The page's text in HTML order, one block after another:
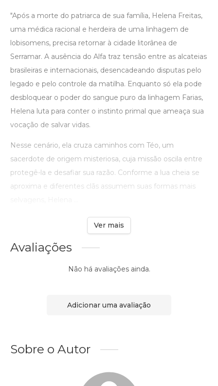
"Após a morte do patriarca de sua família, Helena Freitas,
uma médica racional e herdeira de uma linhagem de
lobisomens, precisa retornar à cidade litorânea de
Serramar. A ausência do Alfa traz tensão entre as alcateias
brasileiras e internacionais, desencadeando disputas pelo
legado e pelo controle da matilha. Enquanto só ela pode
desbloquear o poder do sangue puro da linhagem Farias,
Helena luta para conter o instinto primal que ameaça sua
vocação de salvar vidas.
Nesse cenário, ela cruza caminhos com Téo, um
sacerdote de origem misteriosa, cuja missão oscila entre
protegê-la e desafiar sua razão. Conforme a lua cheia se
aproxima e diferentes clãs assumem suas formas mais
Ver mais
Avaliações
Não há avaliações ainda.
Adicionar uma avaliação
Sobre o Autor